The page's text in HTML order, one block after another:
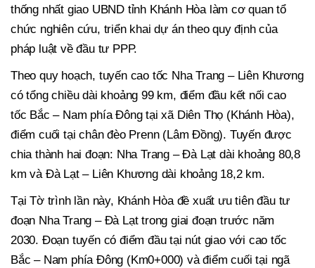
thống nhất giao UBND tỉnh Khánh Hòa làm cơ quan tổ
chức nghiên cứu, triển khai dự án theo quy định của
pháp luật về đầu tư PPP.
Theo quy hoạch, tuyến cao tốc Nha Trang – Liên Khương
có tổng chiều dài khoảng 99 km, điểm đầu kết nối cao
tốc Bắc – Nam phía Đông tại xã Diên Thọ (Khánh Hòa),
điểm cuối tại chân đèo Prenn (Lâm Đồng). Tuyến được
chia thành hai đoạn: Nha Trang – Đà Lạt dài khoảng 80,8
km và Đà Lạt – Liên Khương dài khoảng 18,2 km.
Tại Tờ trình lần này, Khánh Hòa đề xuất ưu tiên đầu tư
đoạn Nha Trang – Đà Lạt trong giai đoạn trước năm
2030. Đoạn tuyến có điểm đầu tại nút giao với cao tốc
Bắc – Nam phía Đông (Km0+000) và điểm cuối tại ngã